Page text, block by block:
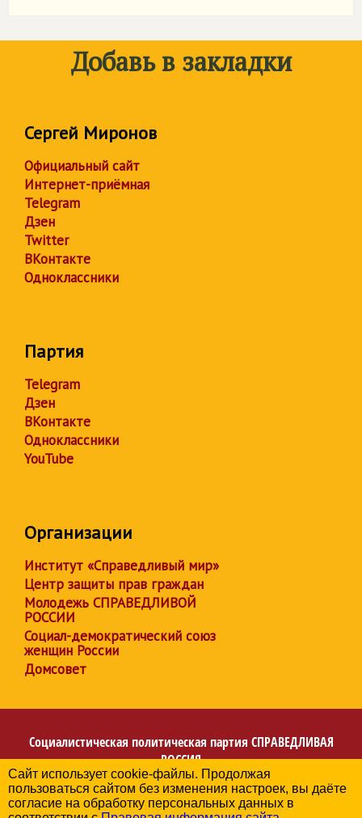
Добавь в закладки
Сергей Миронов
Официальный сайт
Интернет-приёмная
Telegram
Дзен
Twitter
ВКонтакте
Одноклассники
Партия
Telegram
Дзен
ВКонтакте
Одноклассники
YouTube
Организации
Институт «Справедливый мир»
Центр защиты прав граждан
Молодежь СПРАВЕДЛИВОЙ
РОССИИ
Социал-демократический союз
женщин России
Домсовет
Социалистическая политическая партия СПРАВЕДЛИВАЯ
РОССИЯ
Региональное отделение партии в Республике
Башкортостан
© 2006-2026
Сайт использует cookie-файлы. Продолжая
пользоваться сайтом без изменения настроек, вы даёте
согласие на обработку персональных данных в